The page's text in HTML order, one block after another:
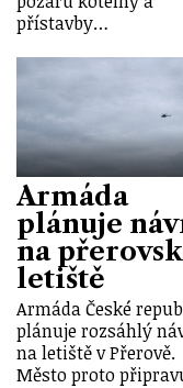
přístavby…
Armáda
plánuje
na
letiště
Armáda České
plánuje rozsáhlý
na letiště v Přerově.
Město proto